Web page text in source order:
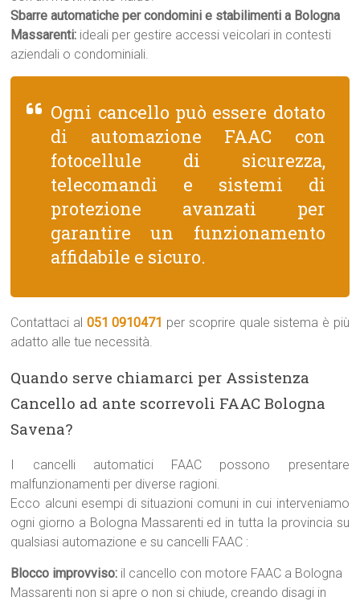
Sbarre automatiche per condomini e stabilimenti a Bologna
Massarenti: ideali per gestire accessi veicolari in contesti
aziendali o condominiali.
Ogni cancello può essere dotato
di automazione FAAC con
fotocellule di sicurezza,
telecomandi e sistemi di
protezione avanzati per
garantire un funzionamento
affidabile e sicuro.
Contattaci al 051 0910471 per scoprire quale sistema è più
adatto alle tue necessità.
Quando serve chiamarci per Assistenza
Cancello ad ante scorrevoli FAAC Bologna
Savena?
I cancelli automatici FAAC possono presentare
malfunzionamenti per diverse ragioni.
Ecco alcuni esempi di situazioni comuni in cui interveniamo
ogni giorno a Bologna Massarenti ed in tutta la provincia su
qualsiasi automazione e su cancelli FAAC :
Blocco improvviso: il cancello con motore FAAC a Bologna
Massarenti non si apre o non si chiude, creando disagi in